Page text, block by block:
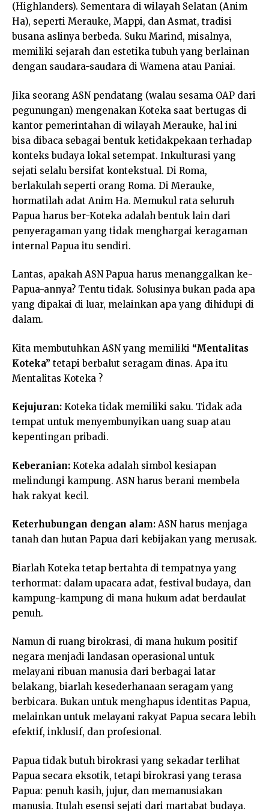
(Highlanders). Sementara di wilayah Selatan (Anim
Ha), seperti Merauke, Mappi, dan Asmat, tradisi
busana aslinya berbeda. Suku Marind, misalnya,
memiliki sejarah dan estetika tubuh yang berlainan
dengan saudara-saudara di Wamena atau Paniai.
Jika seorang ASN pendatang (walau sesama OAP dari
pegunungan) mengenakan Koteka saat bertugas di
kantor pemerintahan di wilayah Merauke, hal ini
bisa dibaca sebagai bentuk ketidakpekaan terhadap
konteks budaya lokal setempat. Inkulturasi yang
sejati selalu bersifat kontekstual. Di Roma,
berlakulah seperti orang Roma. Di Merauke,
hormatilah adat Anim Ha. Memukul rata seluruh
Papua harus ber-Koteka adalah bentuk lain dari
penyeragaman yang tidak menghargai keragaman
internal Papua itu sendiri.
Lantas, apakah ASN Papua harus menanggalkan ke-
Papua-annya? Tentu tidak. Solusinya bukan pada apa
yang dipakai di luar, melainkan apa yang dihidupi di
dalam.
Kita membutuhkan ASN yang memiliki “Mentalitas
Koteka” tetapi berbalut seragam dinas. Apa itu
Mentalitas Koteka ?
Kejujuran: Koteka tidak memiliki saku. Tidak ada
tempat untuk menyembunyikan uang suap atau
kepentingan pribadi.
Keberanian: Koteka adalah simbol kesiapan
melindungi kampung. ASN harus berani membela
hak rakyat kecil.
Keterhubungan dengan alam: ASN harus menjaga
tanah dan hutan Papua dari kebijakan yang merusak.
Biarlah Koteka tetap bertahta di tempatnya yang
terhormat: dalam upacara adat, festival budaya, dan
kampung-kampung di mana hukum adat berdaulat
penuh.
Namun di ruang birokrasi, di mana hukum positif
negara menjadi landasan operasional untuk
melayani ribuan manusia dari berbagai latar
belakang, biarlah kesederhanaan seragam yang
berbicara. Bukan untuk menghapus identitas Papua,
melainkan untuk melayani rakyat Papua secara lebih
efektif, inklusif, dan profesional.
Papua tidak butuh birokrasi yang sekadar terlihat
Papua secara eksotik, tetapi birokrasi yang terasa
Papua: penuh kasih, jujur, dan memanusiakan
manusia. Itulah esensi sejati dari martabat budaya.